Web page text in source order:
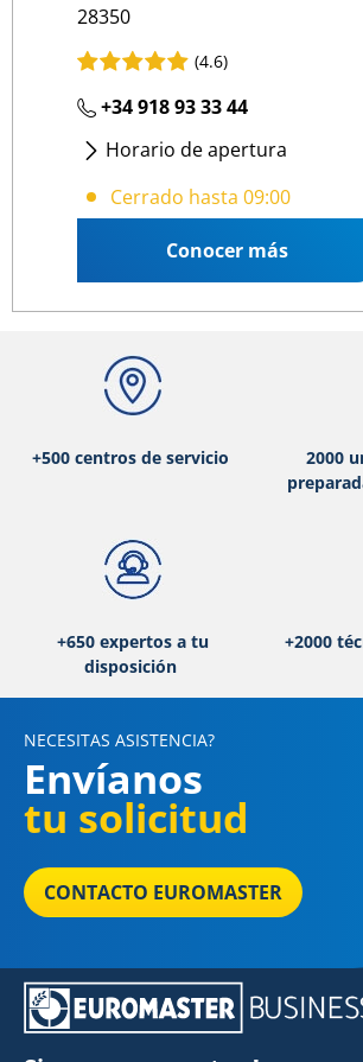
28350
(4.6)
+34 918 93 33 44
Horario de apertura
Lunes- Viernes: 09:00 14:00
Cerrado hasta 09:00
Conocer más
+500 centros de servicio
2000
+650 expertos a tu
disposición
+2000
NECESITAS ASISTENCIA?
Envíanos
tu solicitud
CONTACTO EUROMASTER